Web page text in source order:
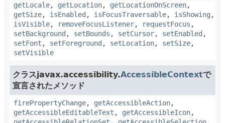
getLocale, getLocation, getLocationOnScreen,
getSize, isEnabled , isFocusTraversable, isShowing ,
isVisible, removeFocusListener, requestFocus ,
setBackground , setBounds , setCursor, setEnabled ,
setFont , setForeground , setLocation, setSize,
setVisible
クラスjavax.accessibility.AccessibleContextで
宣言されたメソッド
firePropertyChange, getAccessibleAction,
getAccessibleEditableText , getAccessibleIcon,